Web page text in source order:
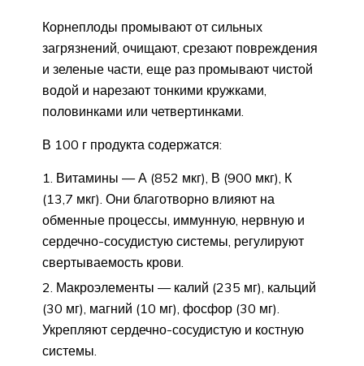
Корнеплоды промывают от сильных
загрязнений, очищают, срезают повреждения
и зеленые части, еще раз промывают чистой
водой и нарезают тонкими кружками,
половинками или четвертинками.
В 100 г продукта содержатся:
Витамины — А (852 мкг), В (900 мкг), К
(13,7 мкг). Они благотворно влияют на
обменные процессы, иммунную, нервную и
сердечно-сосудистую системы, регулируют
свертываемость крови.
Макроэлементы — калий (235 мг), кальций
(30 мг), магний (10 мг), фосфор (30 мг).
Укрепляют сердечно-сосудистую и костную
системы.